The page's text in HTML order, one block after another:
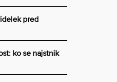
pred
ko se najstnik